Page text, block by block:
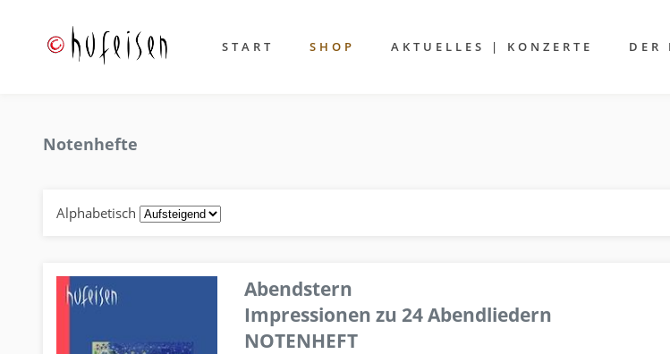
START SHOP AKTUELLES | KONZERTE DER
Notenhefte
Alphabetisch
Abendstern
Impressionen zu 24 Abendliedern
NOTENHEFT